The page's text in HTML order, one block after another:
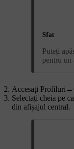
Sfat
Puteți
pentru un
Accesați Profiluri →
Selectați cheia pe
din afișajul central.